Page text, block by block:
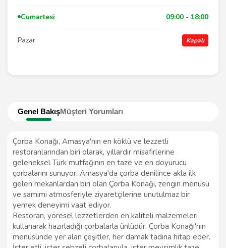
Genel BakışMüşteri Yorumları
Çorba Konağı, Amasya'nın en köklü ve lezzetli
restoranlarından biri olarak, yıllardır misafirlerine
geleneksel Türk mutfağının en taze ve en doyurucu
çorbalarını sunuyor. Amasya'da çorba denilince akla ilk
gelen mekanlardan biri olan Çorba Konağı, zengin menüsü
ve samimi atmosferiyle ziyaretçilerine unutulmaz bir
yemek deneyimi vaat ediyor.
Restoran, yöresel lezzetlerden en kaliteli malzemeleri
kullanarak hazırladığı çorbalarla ünlüdür. Çorba Konağı'nın
menüsünde yer alan çeşitler, her damak tadına hitap eder.
Cumartesi 09:00 - 18:00
Pazar Kapalı